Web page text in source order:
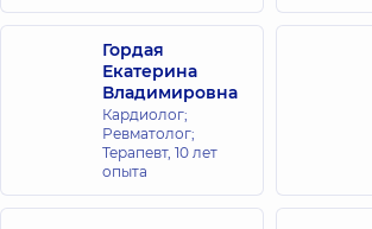
Гордая
Екатерина
Владимировна
Кардиолог;
Ревматолог;
Терапевт, 10 лет
опыта